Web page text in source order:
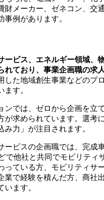
財メーカー、ゼネコン、交
事例があります。
ービス、エネルギー領域、
れており、事業企画職の求
した地域創生事業などのプ
ます。
ンでは、ゼロから企画を立
が求められています。選考
み力」が注目されます。
ービスの企画職では、完成
で他社と共同でモビリティ
っている方、モビリティサ
業で経験を積んだ方、商社
います。